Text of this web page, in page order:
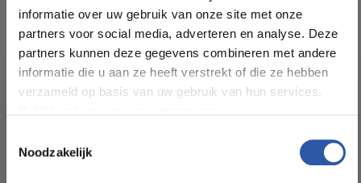
informatie over uw gebruik van onze site met onze
partners voor social media, adverteren en analyse. Deze
partners kunnen deze gegevens combineren met andere
informatie die u aan ze heeft verstrekt of die ze hebben
verzameld op basis van uw gebruik van hun services.
Noodzakelijk
Kleur: Beige
Pakinhoud (m²): 3,76